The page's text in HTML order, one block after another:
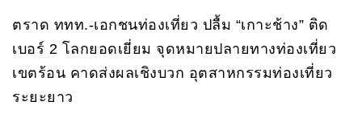
ตราด ททท.-เอกชนท่องเที่ยว ปลื้ม “เกาะช้าง” ติด
เบอร์ 2 โลกยอดเยี่ยม จุดหมายปลายทางท่องเที่ยว
เขตร้อน คาดส่งผลเชิงบวก อุตสาหกรรมท่องเที่ยว
ระยะยาว